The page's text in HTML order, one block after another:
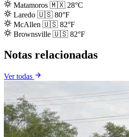
Matamoros 🇲🇽 28°C
Laredo 🇺🇸 80°F
McAllen 🇺🇸 82°F
Brownsville 🇺🇸 82°F
Notas relacionadas
Ver todas